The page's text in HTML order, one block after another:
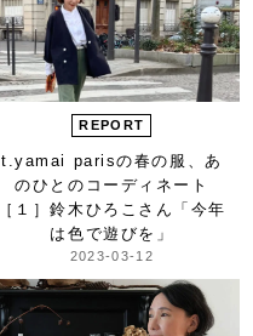
REPORT
t.yamai parisの春の服、あ
のひとのコーディネート
［１］鈴木ひろこさん 「今年
は色で遊びを」
2023-03-12